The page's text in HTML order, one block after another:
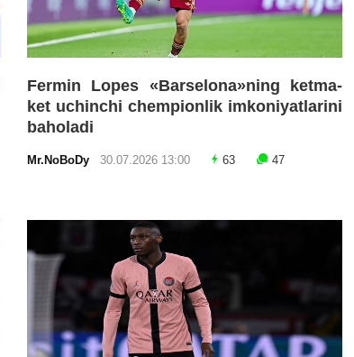
Fermin Lopes «Barselona»ning ketma-
ket uchinchi chempionlik imkoniyatlarini
baholadi
Mr.NoBoDy 30.07.2026 13:00 63 47